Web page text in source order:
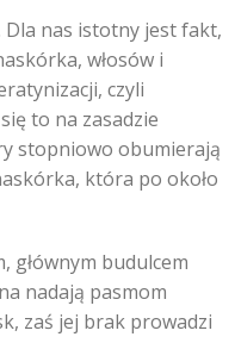
Dla nas istotny jest fakt,
włosów i
czyli
to na zasadzie
stopniowo obumierają
która po około
głównym budulcem
nadają pasmom
zaś jej brak prowadzi